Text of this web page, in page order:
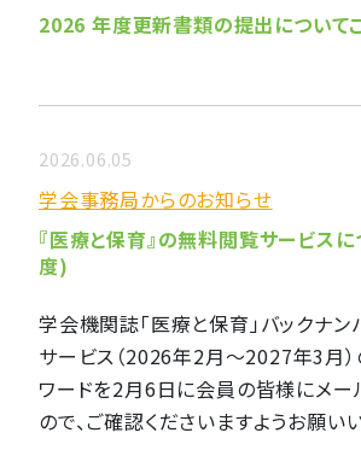
2026 年度更新書類の提出についてご
2026.06.05
学会事務局からのお知らせ
『医療と保育』の無料閲覧サービス
度)
学会機関誌「医療と保育」バックナ
サービス（2026年2月〜2027年3月）
ワードを2月6日に会員の皆様にメー
ので、ご確認くださいますようお願い